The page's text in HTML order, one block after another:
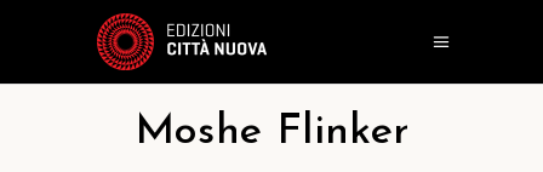
Moshe Flinker